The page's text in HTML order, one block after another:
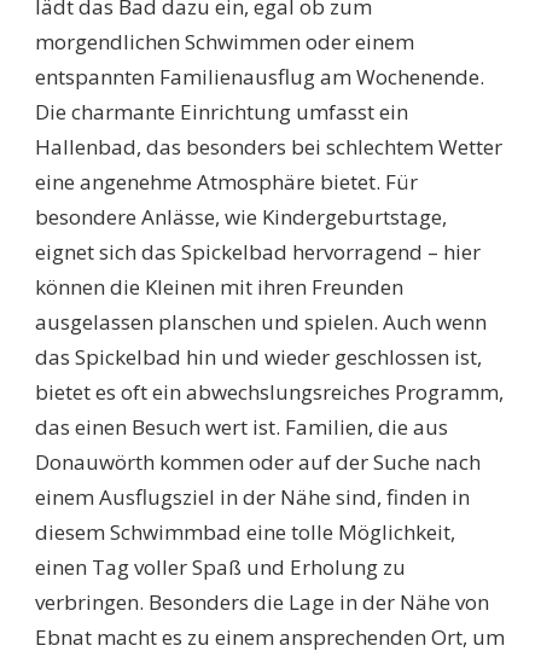
lädt das Bad dazu ein, egal ob zum
morgendlichen Schwimmen oder einem
entspannten Familienausflug am Wochenende.
Die charmante Einrichtung umfasst ein
Hallenbad, das besonders bei schlechtem Wetter
eine angenehme Atmosphäre bietet. Für
besondere Anlässe, wie Kindergeburtstage,
eignet sich das Spickelbad hervorragend – hier
können die Kleinen mit ihren Freunden
ausgelassen planschen und spielen. Auch wenn
das Spickelbad hin und wieder geschlossen ist,
bietet es oft ein abwechslungsreiches Programm,
das einen Besuch wert ist. Familien, die aus
Donauwörth kommen oder auf der Suche nach
einem Ausflugsziel in der Nähe sind, finden in
diesem Schwimmbad eine tolle Möglichkeit,
einen Tag voller Spaß und Erholung zu
verbringen. Besonders die Lage in der Nähe von
Ebnat macht es zu einem ansprechenden Ort, um